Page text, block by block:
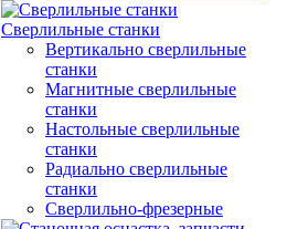
Сверлильные станки
Вертикально сверлильные
станки
Магнитные сверлильные
станки
Настольные сверлильные
станки
Радиально сверлильные
станки
Сверлильно-фрезерные